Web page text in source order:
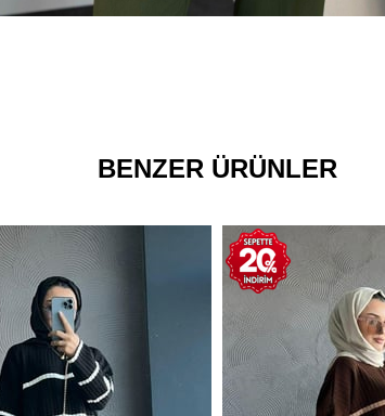
BENZER ÜRÜNLER